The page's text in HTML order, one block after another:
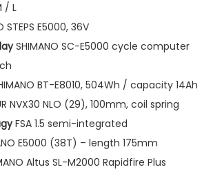
/ L
STEPS E5000, 36V
SHIMANO SC-E5000 cycle computer
BT-E8010, 504Wh / capacity 14Ah
NVX30 NLO (29), 100mm, coil spring
FSA 1.5 semi-integrated
E5000 (38T) – length 175mm
Altus SL-M2000 Rapidfire Plus